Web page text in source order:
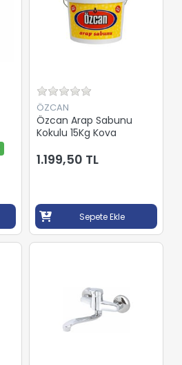
ÖZCAN
Özcan Arap Sabunu
Kokulu 15Kg Kova
1.199,50 TL
Sepete Ekle